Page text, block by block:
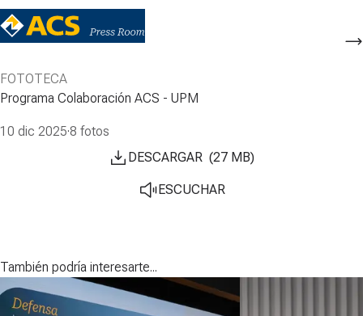
FOTOTECA
Programa Colaboración ACS - UPM
10 dic 2025·8 fotos
DESCARGAR (27 MB)
ESCUCHAR
También podría interesarte...